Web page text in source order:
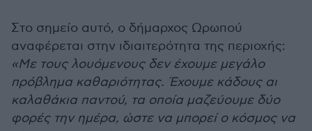
Στο σημείο αυτό, ο δήμαρχος Ωρωπού
αναφέρεται στην ιδιαιτερότητα της περιοχής:
«Με τους λουόμενους δεν έχουμε μεγάλο
πρόβλημα καθαριότητας. Έχουμε κάδους αι
καλαθάκια παντού, τα οποία μαζεύουμε δύο
φορές την ημέρα, ώστε να μπορεί ο κόσμος να